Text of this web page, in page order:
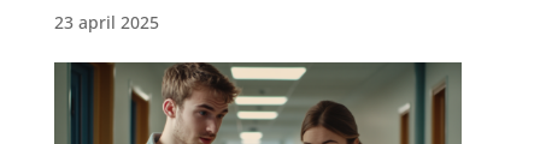
23 april 2025